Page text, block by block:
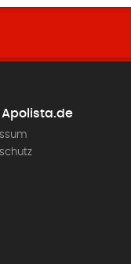
Apolista.de